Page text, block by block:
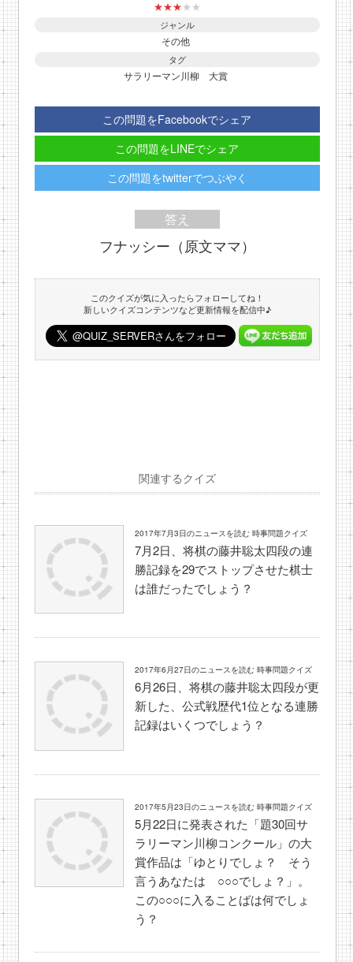
★★★★ ★
ジャンル
その他
タグ
サラリーマン川柳 大賞
この問題をFacebookでシェア
この問題をLINEでシェア
この問題をtwitterでつぶやく
答え
フナッシー（原文ママ）
このクイズが気に入ったらフォローしてね！
新しいクイズコンテンツなど更新情報を配信中♪
関連するクイズ
2017年7月3日のニュースを読む 時事問題クイズ
7月2日、将棋の藤井聡太四段の連
勝記録を29でストップさせた棋士
は誰だったでしょう？
2017年6月27日のニュースを読む 時事問題クイズ
6月26日、将棋の藤井聡太四段が更
新した、公式戦歴代1位となる連勝
記録はいくつでしょう？
2017年5月23日のニュースを読む 時事問題クイズ
5月22日に発表された「題30回サ
ラリーマン川柳コンクール」の大
賞作品は「ゆとりでしょ？ そう
言うあなたは ○○○でしょ？」。
この○○○に入ることばは何でしょ
う？